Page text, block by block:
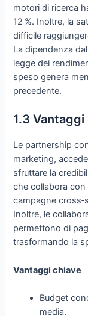
motori di ricerca
12 %. Inoltre, la
difficile
La dipendenza
legge dei
speso genera
precedente.
1.3
Le partnership
marketing,
sfruttare la
che collabora
campagne
Inoltre, le
permettono di
trasformando la
Vantaggi chiave
Budget
media.